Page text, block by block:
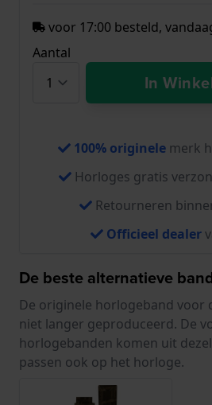
voor 17:00 besteld,
Aantal
In
100% originele merk
Horloges gratis
Retourneren
Officieel dealer
De beste alternatieve
De originele horlogeband
niet langer geproduceerd. De
horlogebanden komen uit
passen ook op het horloge.